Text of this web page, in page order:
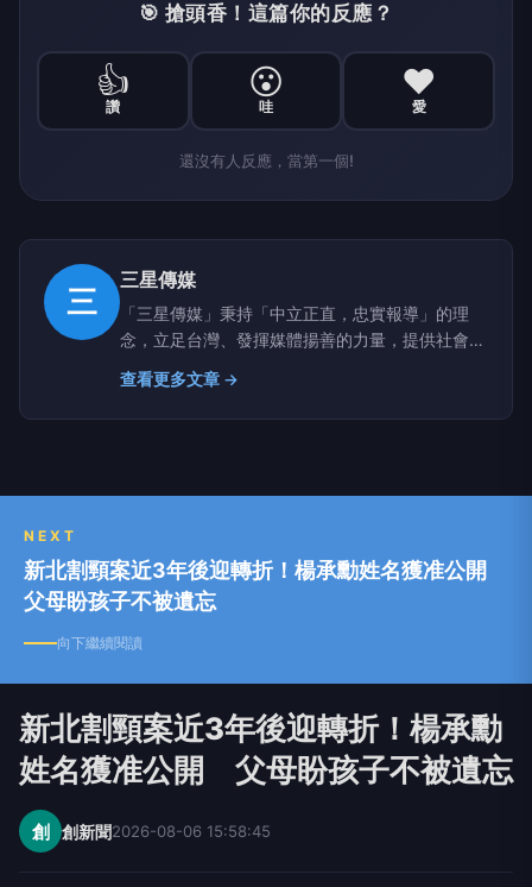
🎯 搶頭香！這篇你的反應？
👍
讚
😮
哇
❤️
愛
還沒有人反應，當第一個!
三
三星傳媒
「三星傳媒」秉持「中立正直，忠實報導」的理
念，立足台灣、發揮媒體揚善的力量，提供社會積
極與正向的影響。 周易•繫辭提及「在天成象」，
「三星」提供滿天星斗中指引的方向，三星拱照呈
現吉象也象徵著喜慶與祈福。 「三星傳媒」以宏
與團隊的力量，深耕地方，提供正面的價值觀，照
查看更多文章 →
NEXT
新北割頸案近3年後迎轉折！楊承勳姓名獲准公開
父母盼孩子不被遺忘
向下繼續閱讀
新北割頸案近3年後迎轉折！楊承勳
姓名獲准公開 父母盼孩子不被遺忘
創 創新聞2026-08-06 15:58:45